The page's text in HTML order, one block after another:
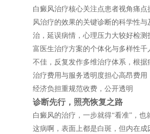
白癜风治疗核心关注点患者视角痛点
风治疗的效果的关键诊断的科学性与
治，延误病情，心理压力大较好检测
富医生治疗方案的个体化与多样性千
不佳，反复发作多维治疗体系，根据
治疗费用与服务透明度担心高昂费用
经济负担重规范收费，公开透明
诊断先行，照亮恢复之路
白癜风的治疗，一步就得“看准”，也
这病啊，表面上都是白斑，但内在成